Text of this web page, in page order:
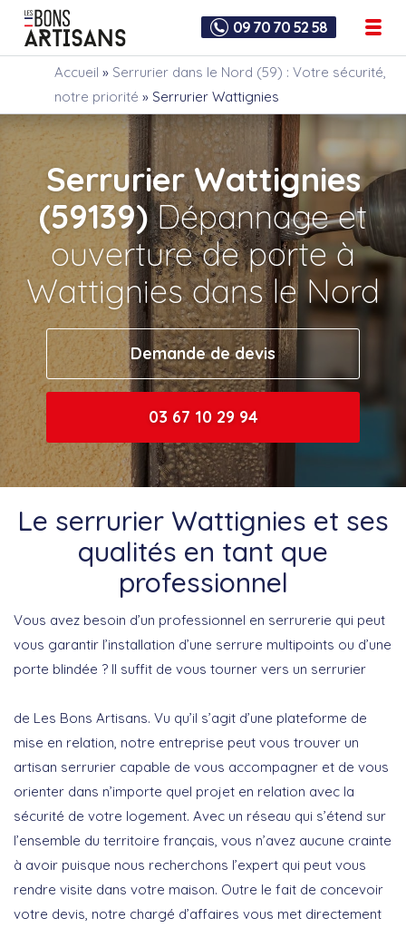
09 70 70 52 58
Accueil » Serrurier dans le Nord (59) : Votre sécurité,
notre priorité » Serrurier Wattignies
Serrurier Wattignies
(59139)Dépannage et
ouverture de porte à
Wattignies dans le Nord
Demande de devis
03 67 10 29 94
Le serrurier Wattignies et ses
qualités en tant que
professionnel
Vous avez besoin d’un professionnel en serrurerie qui peut
vous garantir l’installation d’une serrure multipoints ou d’une
porte blindée ? Il suffit de vous tourner vers un serrurier
de Les Bons Artisans. Vu qu’il s’agit d’une plateforme de
mise en relation, notre entreprise peut vous trouver un
artisan serrurier capable de vous accompagner et de vous
orienter dans n’importe quel projet en relation avec la
sécurité de votre logement. Avec un réseau qui s’étend sur
l’ensemble du territoire français, vous n’avez aucune crainte
à avoir puisque nous recherchons l’expert qui peut vous
rendre visite dans votre maison. Outre le fait de concevoir
votre devis, notre chargé d’affaires vous met directement